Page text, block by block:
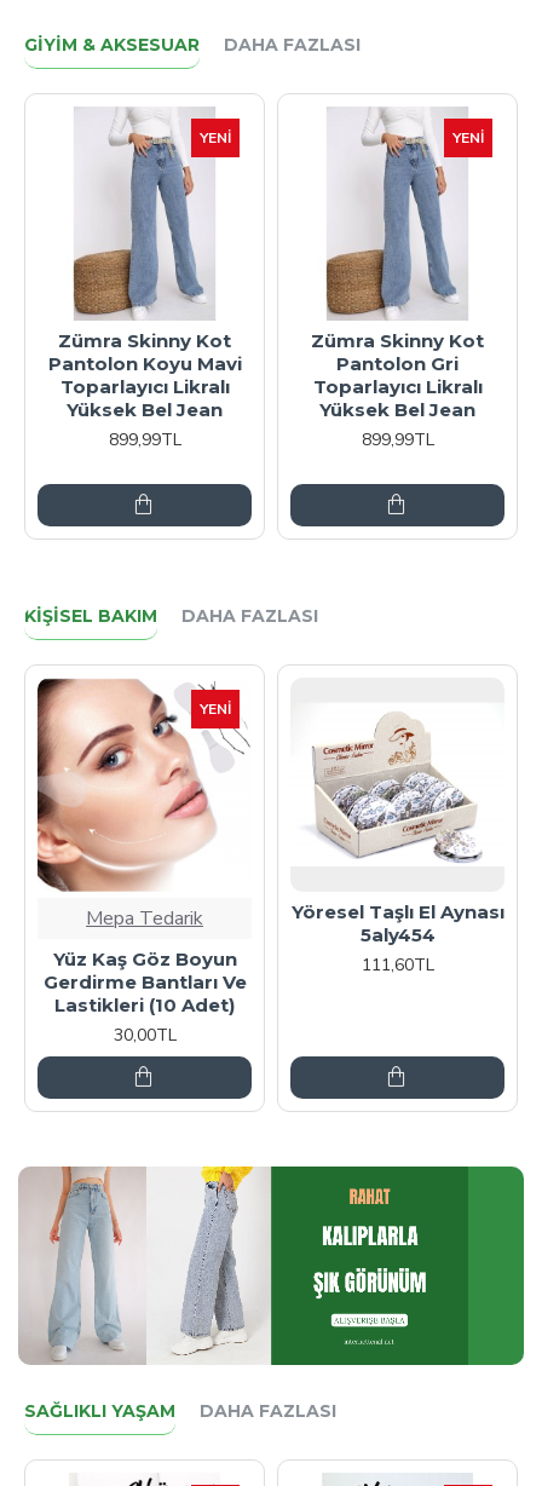
GIYIM & AKSESUAR DAHA FAZLASI
YENI
Zümra Skinny Kot
Pantolon Koyu Mavi
Toparlayıcı Likralı
Yüksek Bel Jean
899,99TL
YENI
Zümra Skinny Kot
Pantolon Gri
Toparlayıcı Likralı
Yüksek Bel Jean
899,99TL
KIŞISEL BAKIM DAHA FAZLASI
YENI
Mepa Tedarik
Yüz Kaş Göz Boyun
Gerdirme Bantları Ve
Lastikleri (10 Adet)
30,00TL
Yöresel Taşlı El Aynası
5aly454
111,60TL
SAĞLIKLI YAŞAM DAHA FAZLASI